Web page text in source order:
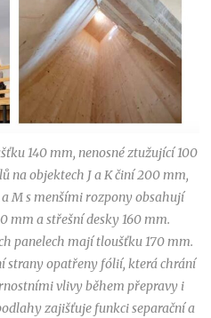
140 mm, nenosné ztužující 100
na objektech J a K činí 200 mm,
M s menšími rozpony obsahují
mm a střešní desky 160 mm.
panelech mají tloušťku 170 mm.
strany opatřeny fólií, která chrání
vlivy během přepravy i
zajišťuje funkci separační a